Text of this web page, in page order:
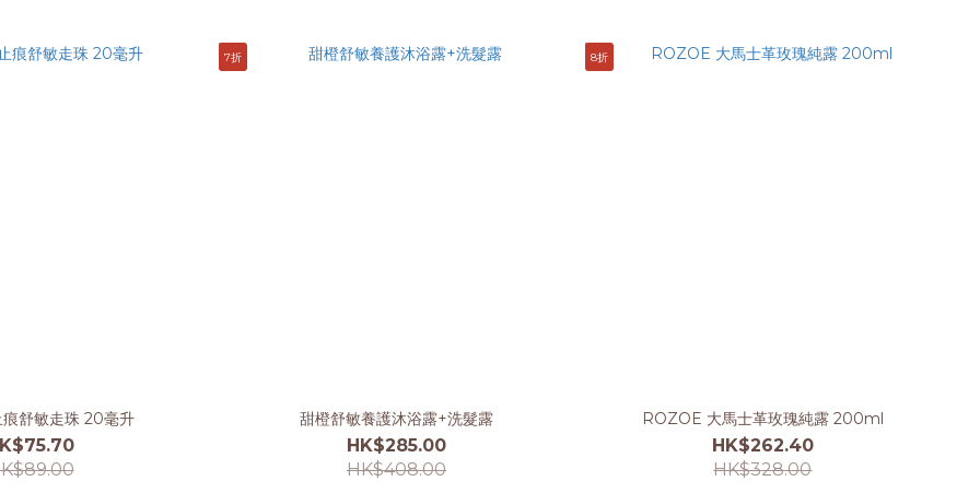
舒敏走珠 20毫升
7折
甜橙舒敏養護沐浴露+洗髮露
HK$285.00
HK$408.00
8折
ROZOE 大馬士革玫瑰純露 200ml
HK$262.40
HK$328.00